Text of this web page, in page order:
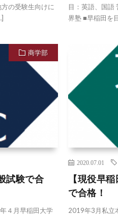
の受験生向けに
目：英語、国語
界塾 ■早稲田を
商学部
試験で合
４月早稲田大学
2020.07.01
【現役早
で合格！
2019年3月私立